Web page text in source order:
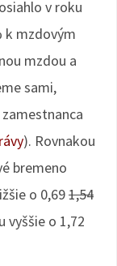
v roku
k mzdovým
mzdou a
sami,
). Rovnakou
bremeno
o 0,691,54
vyššie o 1,72